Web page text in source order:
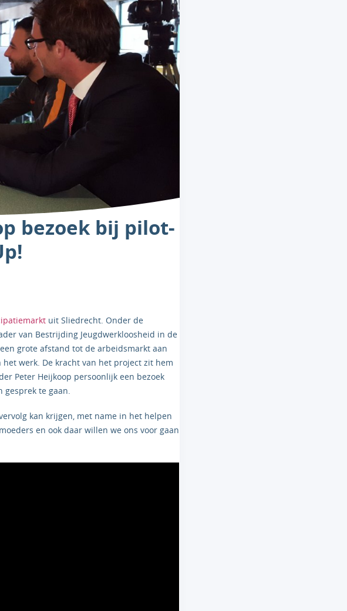
bezoek bij pilot-
uit Sliedrecht. Onder de
van Bestrijding Jeugdwerkloosheid in de
grote afstand tot de arbeidsmarkt aan
werk. De kracht van het project zit hem
Peter Heijkoop persoonlijk een bezoek
gesprek te gaan.
kan krijgen, met name in het helpen
en ook daar willen we ons voor gaan